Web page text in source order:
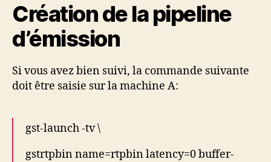
Création de la pipeline
d’émission
Si vous avez bien suivi, la commande suivante
doit être saisie sur la machine A:
gst-launch -tv \
gstrtpbin name=rtpbin latency=0 buffer-